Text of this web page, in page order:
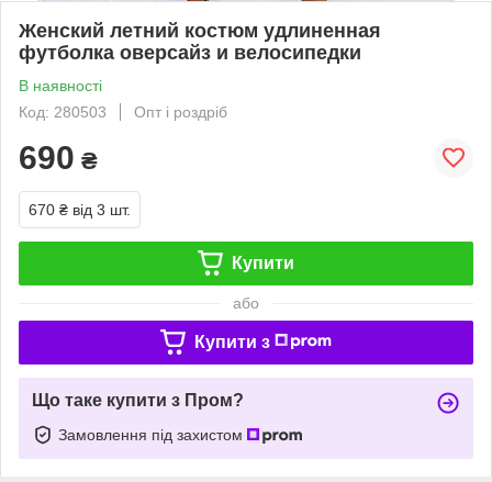
Женский летний костюм удлиненная
футболка оверсайз и велосипедки
В наявності
Код: 280503
Опт і роздріб
690 ₴
670 ₴ від 3 шт.
Купити
або
Купити з
Що таке купити з Пром?
Замовлення під захистом